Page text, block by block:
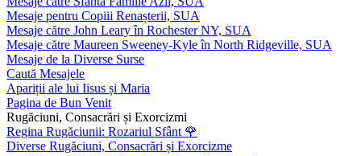
Mesaje pentru Copiii Renașterii, SUA
Mesaje către John Leary în Rochester NY, SUA
Mesaje către Maureen Sweeney-Kyle în North Ridgeville, SUA
Mesaje de la Diverse Surse
Caută Mesajele
Apariții ale lui Iisus și Maria
Pagina de Bun Venit
Rugăciuni, Consacrări și Exorcizmi
Regina Rugăciunii: Rozariul Sfânt 🌹
Diverse Rugăciuni, Consacrări și Exorcizme